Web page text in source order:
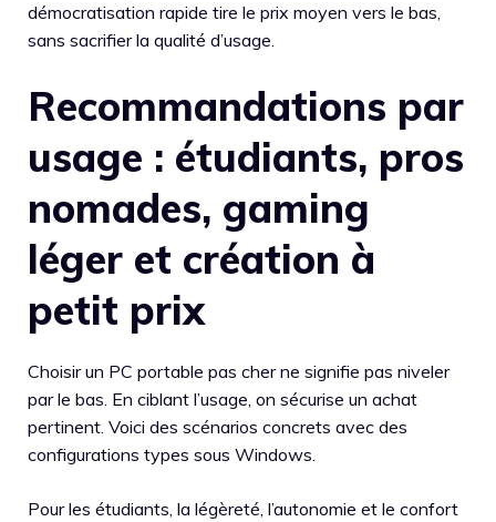
démocratisation rapide tire le prix moyen vers le bas,
sans sacrifier la qualité d’usage.
Recommandations par
usage : étudiants, pros
nomades, gaming
léger et création à
petit prix
Choisir un PC portable pas cher ne signifie pas niveler
par le bas. En ciblant l’usage, on sécurise un achat
pertinent. Voici des scénarios concrets avec des
configurations types sous Windows.
Pour les étudiants, la légèreté, l’autonomie et le confort